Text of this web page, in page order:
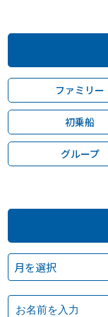
ファミリー
初乗船
グループ